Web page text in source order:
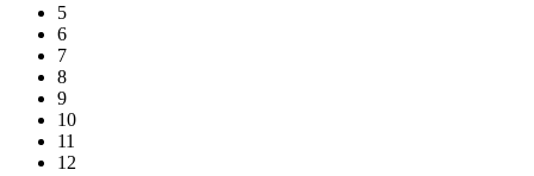
5
6
7
8
9
10
11
12